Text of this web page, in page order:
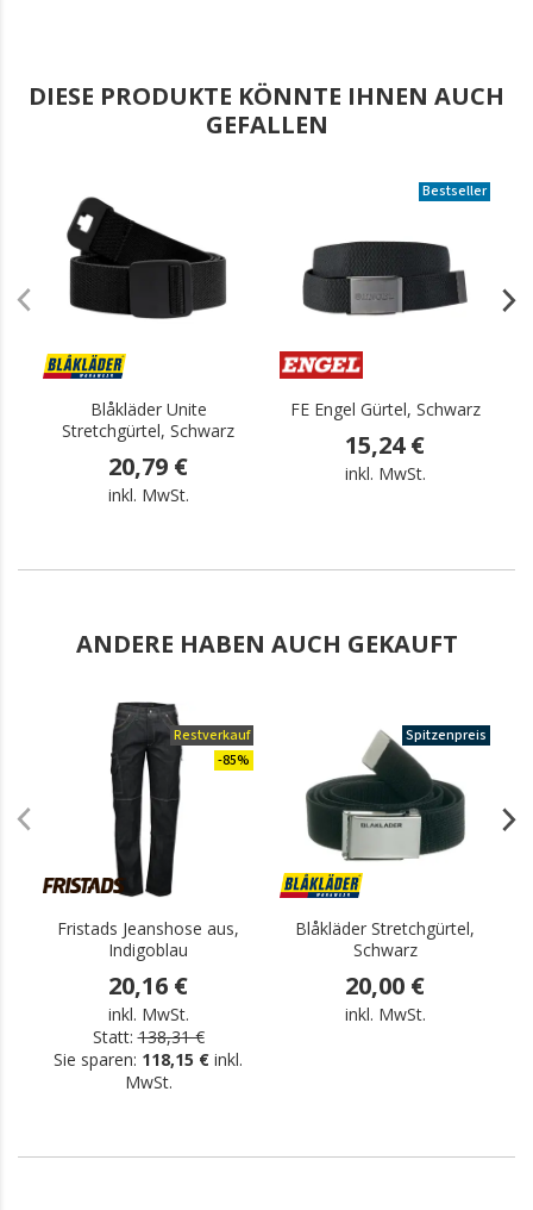
DIESE PRODUKTE KÖNNTE IHNEN AUCH
GEFALLEN
Blåkläder Unite
Stretchgürtel, Schwarz
20,79 €
inkl. MwSt.
Bestseller
FE Engel Gürtel, Schwarz
15,24 €
inkl. MwSt.
ANDERE HABEN AUCH GEKAUFT
Restverkauf
-85%
Fristads Jeanshose aus,
Indigoblau
20,16 €
inkl. MwSt.
Statt: 138,31 €
Sie sparen: 118,15 € inkl.
MwSt.
Spitzenpreis
Blåkläder Stretchgürtel,
Schwarz
20,00 €
inkl. MwSt.